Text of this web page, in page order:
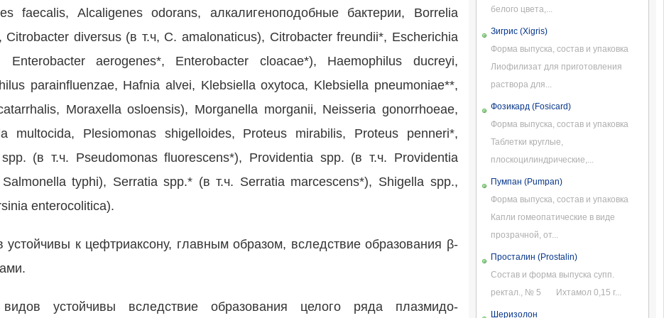
faecalis, Alcaligenes odorans, алкалигеноподобные бактерии, Borrelia
Citrobacter diversus (в т.ч, С. amalonaticus), Citrobacter freundii*, Escherichia
aerogenes*, Enterobacter cloacae*), Haemophilus ducreyi,
parainfluenzae, Hafnia alvei, Klebsiella oxytoca, Klebsiella pneumoniae**,
Moraxella osloensis), Morganella morganii, Neisseria gonorrhoeae,
multocida, Plesiomonas shigelloides, Proteus mirabilis, Proteus penneri*,
(в т.ч. Pseudomonas fluorescens*), Providentia spp. (в т.ч. Providentia
typhi), Serratia spp.* (в т.ч. Serratia marcescens*), Shigella spp.,
enterocolitica).
к цефтриаксону, главным образом, вследствие образования β-
устойчивы вследствие образования целого ряда плазмидо-
белого цвета,...
Зигрис (Xigris)
Форма выпуска, состав и упаковка
Лиофилизат для приготовления
раствора для...
Фозикард (Fosicard)
Форма выпуска, состав и упаковка
Таблетки круглые,
плоскоцилиндрические,...
Пумпан (Pumpan)
Форма выпуска, состав и упаковка
Капли гомеопатические в виде
прозрачной, от...
Просталин (Prostalin)
Состав и форма выпуска супп.
ректал., № 5 Ихтамол 0,15 г...
Шеризолон